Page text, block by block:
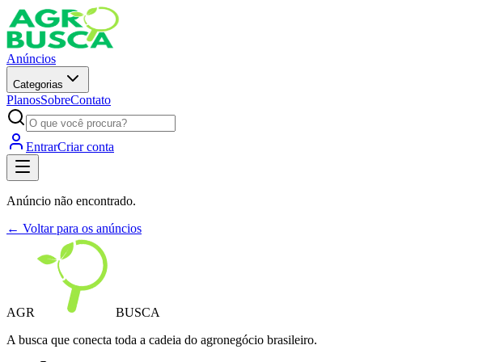
Anúncios
Categorias
PlanosSobreContato
EntrarCriar conta
Anúncio não encontrado.
← Voltar para os anúncios
AGR
BUSCA
A busca que conecta toda a cadeia do agronegócio brasileiro.